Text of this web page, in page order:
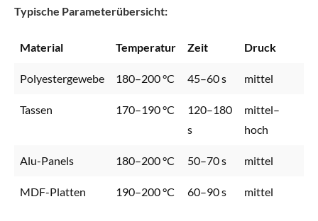
Typische Parameterübersicht:
Material Temperatur Zeit Druck
Polyestergewebe 180–200 °C 45–60 s mittel
Tassen 170–190 °C
120–180
s
mittel–
hoch
Alu-Panels 180–200 °C 50–70 s mittel
MDF-Platten 190–200 °C 60–90 s mittel